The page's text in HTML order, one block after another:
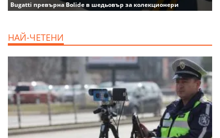
Bugatti превърна Bolide в шедьовър за колекционери
НАЙ-ЧЕТЕНИ